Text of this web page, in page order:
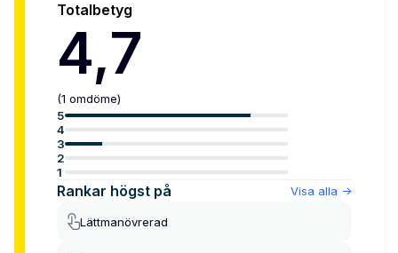
Totalbetyg
4,7
(1 omdöme)
5
4
3
2
1
Rankar högst på Visa alla ->
Lättmanövrerad